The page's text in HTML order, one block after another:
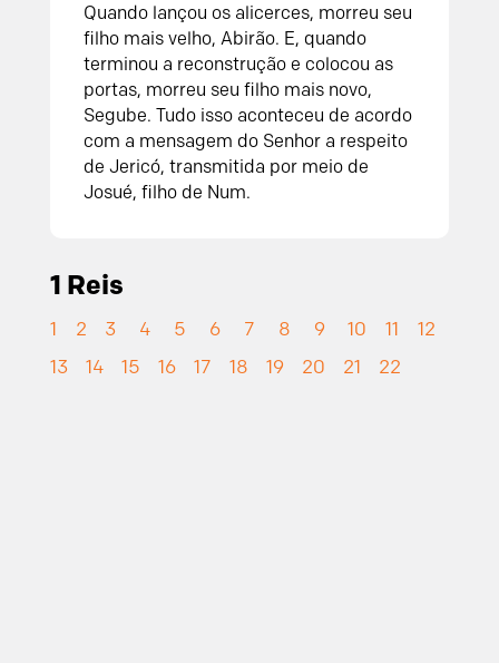
Quando lançou os alicerces, morreu seu
filho mais velho, Abirão. E, quando
terminou a reconstrução e colocou as
portas, morreu seu filho mais novo,
Segube. Tudo isso aconteceu de acordo
com a mensagem do Senhora respeito
de Jericó, transmitida por meio de
Josué, filho de Num.
1 Reis
1 2 3 4 5 6 7 8 9 10 11
12
13
14 15 16 17 18 19 20 21 22